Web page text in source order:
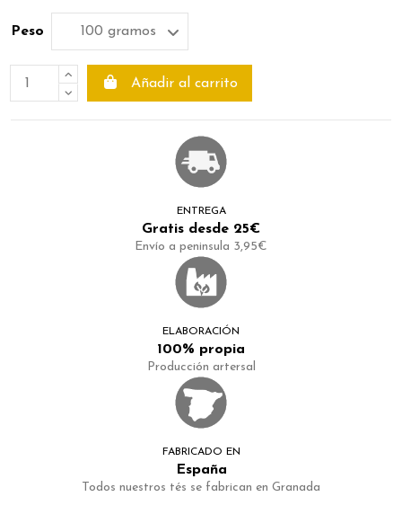
Peso
Añadir al carrito
ENTREGA
Gratis desde 25€
Envío a peninsula 3,95€
ELABORACIÓN
100% propia
Producción artersal
FABRICADO EN
España
Todos nuestros tés se fabrican en Granada